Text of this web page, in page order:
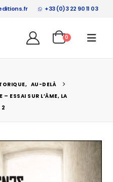
+33 (0)3 22 90 11 03
0
, AU-DELÀ
– ESSAI SUR L’ÂME, LA
2
Parasciences °141
La théologie de la lumière : Entretiens inédits avec François Brune
L’Italie hantée : Guide à l’usage des chasseurs de fantômes
18,50€
0 22,50